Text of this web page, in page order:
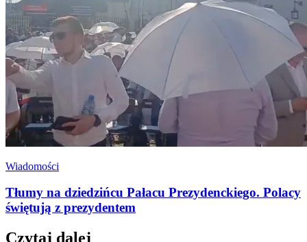
Wiadomości
Tłumy na dziedzińcu Pałacu Prezydenckiego. Polacy
świętują z prezydentem
Czytaj dalej